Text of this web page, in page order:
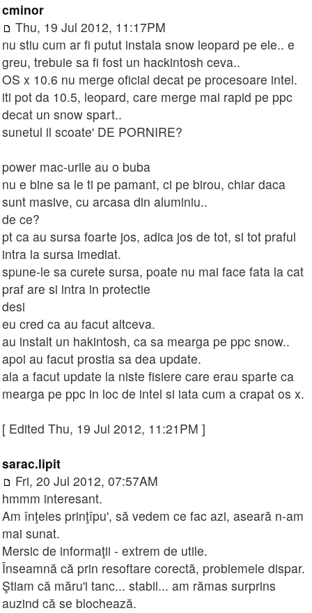
cminor
Thu, 19 Jul 2012, 11:17PM
nu stiu cum ar fi putut instala snow leopard pe ele.. e
greu, trebuie sa fi fost un hackintosh ceva..
OS x 10.6 nu merge oficial decat pe procesoare intel.
iti pot da 10.5, leopard, care merge mai rapid pe ppc
decat un snow spart..
sunetul il scoate' DE PORNIRE?
power mac-urile au o buba
nu e bine sa le ti pe pamant, ci pe birou, chiar daca
sunt masive, cu arcasa din aluminiu..
de ce?
pt ca au sursa foarte jos, adica jos de tot, si tot praful
intra la sursa imediat.
spune-le sa curete sursa, poate nu mai face fata la cat
praf are si intra in protectie
desi
eu cred ca au facut altceva.
au instalt un hakintosh, ca sa mearga pe ppc snow..
apoi au facut prostia sa dea update.
ala a facut update la niste fisiere care erau sparte ca
mearga pe ppc in loc de intel si iata cum a crapat os x.
[ Edited Thu, 19 Jul 2012, 11:21PM ]
sarac.lipit
Fri, 20 Jul 2012, 07:57AM
hmmm interesant.
Am înţeles prinţîpu', să vedem ce fac azi, aseară n-am
mai sunat.
Mersic de informaţii - extrem de utile.
Înseamnă că prin resoftare corectă, problemele dispar.
Ştiam că măru'i tanc... stabil... am rămas surprins
auzind că se blochează.